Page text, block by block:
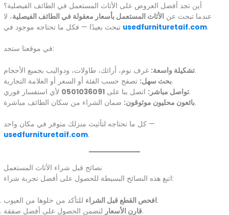
أين تجد أفضل العروض على الأثاث المستعمل في الطائف الفيصلية؟
عندما تبحث عن الأثاث المستعمل بأسعار معقولة في الطائف الفيصلية، لا
usedfurnituretaif.com.
في موقعنا ستجد:
تشكيلة واسعة:غرف نوم، أرائك، طاولات، ودواليب بجميع الأحجام.
بحث سهل:تصفح حسب الفئة أو السعر أو العلامة التجارية.
تواصل مباشر: اتصل بنا على 0501036091
لأي استفسار فوري.
بائعون محليون موثوقون:ضمان الشراء من سكان الطائف مباشرة.
كل ما تحتاجه لتأثيث منزلك متوفر في مكان واحد —
usedfurnituretaif.com.
نصائح قبل شراء الأثاث المستعمل
اتبع هذه النصائح البسيطة للحصول على أفضل تجربة شراء:
افحص القطع قبل الشراءللتأكد من خلوها من العيوب.
قارن الأسعارلتضمن الحصول على أفضل صفقة.